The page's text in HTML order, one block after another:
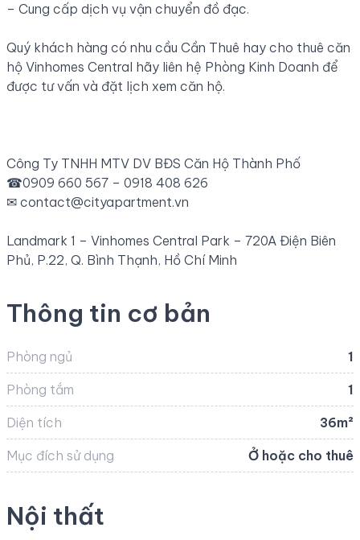
– Cung cấp dịch vụ vận chuyển đồ đạc.
Quý khách hàng có nhu cầu Cần Thuê hay cho thuê căn
hộ Vinhomes Central hãy liên hệ Phòng Kinh Doanh để
được tư vấn và đặt lịch xem căn hộ.
Công Ty TNHH MTV DV BĐS Căn Hộ Thành Phố
☎0909 660 567 – 0918 408 626
✉ contact@cityapartment.vn
Landmark 1 – Vinhomes Central Park – 720A Điện Biên
Phủ, P.22, Q. Bình Thạnh, Hồ Chí Minh
Thông tin cơ bản
Phòng ngủ 1
Phòng tắm 1
Diện tích 36m²
Mục đích sử dụng Ở hoặc cho thuê
Nội thất